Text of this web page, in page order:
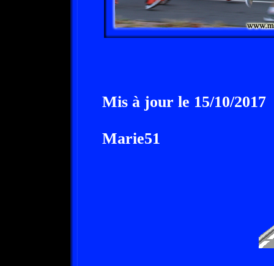
Mis à jour le 15/10/2017
Marie51